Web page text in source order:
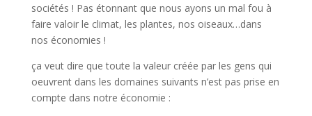
sociétés ! Pas étonnant que nous ayons un mal fou à
faire valoir le climat, les plantes, nos oiseaux…dans
nos économies !
ça veut dire que toute la valeur créée par les gens qui
oeuvrent dans les domaines suivants n’est pas prise en
compte dans notre économie :